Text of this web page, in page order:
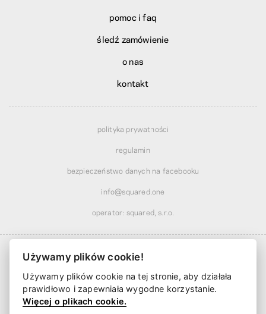
pomoc i faq
śledź zamówienie
o nas
kontakt
polityka prywatności
regulamin
bezpieczeństwo danych na facebooku
info@squared.one
operator: squared, s.r.o.
Dostawa od21,24 zł· tańsza powyżej223,61 zł
Dostawa już od 2 dni roboczych
Używamy plików cookie!
Używamy plików cookie na tej stronie, aby działała
prawidłowo i zapewniała wygodne korzystanie.
Więcej o plikach cookie.